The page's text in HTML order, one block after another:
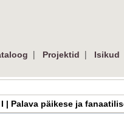
| Projektid | Isikud
| Palava päikese ja